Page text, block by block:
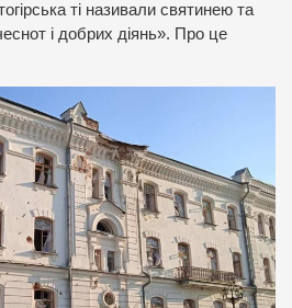
ті називали святинею та
і добрих діянь». Про це